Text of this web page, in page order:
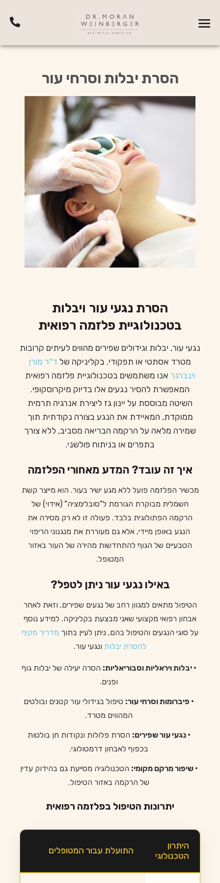
הסרת יבלות וסרחי עור
הסרת נגעי עור ויבלות
בטכנולוגיית פלזמה רפואית
נגעי עור, יבלות וגידולים שפירים מהווים לעיתים קרובות
מטרד אסתטי או תפקודי. בקליניקה של ד"ר מורן
וינברגר אנו משתמשים בטכנולוגיית פלזמה רפואית
המאפשרת להסיר נגעים אלו בדיוק מיקרוסקופי.
השיטה מבוססת על יינון גז ליצירת אנרגיה תרמית
ממוקדת, המאיידת את הנגע בצורה נקודתית תוך
שמירה מלאה על הרקמה הבריאה מסביב, ללא צורך
בתפרים או בניתוח פולשני.
איך זה עובד? המדע מאחורי הפלזמה
מכשיר הפלזמה פועל ללא מגע ישיר בעור. הוא מייצר קשת
חשמלית מבוקרת הגורמת ל"סובלימציה" (אידוי) של
הרקמה הפתולוגית בלבד. פעולה זו לא רק מסירה את
הנגע באופן מיידי, אלא גם מעוררת את מנגנוני הריפוי
הטבעיים של הגוף להתחדשות מהירה של העור באזור
המטופל.
באילו נגעי עור ניתן לטפל?
הטיפול מתאים למגוון רחב של נגעים שפירים, וזאת לאחר
אבחון רפואי מקצועי שאני מבצעת בקליניקה. למידע נוסף
על סוגי הנגעים והטיפול בהם, ניתן לעיין בתוך מדריך מקיף
להסרת יבלות ונגעי עור.
• יבלות ויראליות וסבוריאליות: הסרה יעילה של יבלות גוף
ופנים.
• פיברומות וסרחי עור: טיפול בגידולי עור קטנים ובולטים
המהווים מטרד.
• נגעי עור שפירים: הסרת פלולות ונקודות חן בולטות
בכפוף לאבחון דרמטולוגי.
• שיפור מרקם מקומי: הטכנולוגיה מסייעת גם בהידוק עדין
של הרקמה באזור הטיפול.
יתרונות הטיפול בפלזמה רפואית
היתרון
הטכנולוגי
התועלת עבור המטופלים